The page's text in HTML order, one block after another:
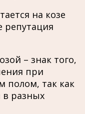
на козе
репутация
– знак того,
при
так как
в разных